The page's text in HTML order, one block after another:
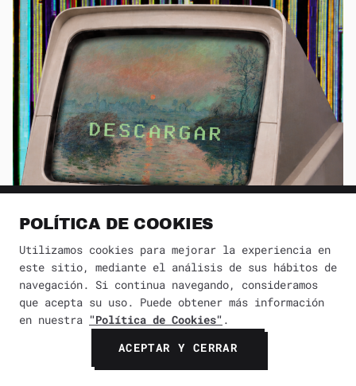
Lista de museos que permiten descargar
POLÍTICA DE COOKIES
Utilizamos cookies para mejorar la experiencia en
este sitio, mediante el análisis de sus hábitos de
navegación. Si continua navegando, consideramos
que acepta su uso. Puede obtener más información
en nuestra "Política de Cookies" .
ACEPTAR Y CERRAR